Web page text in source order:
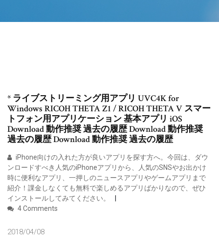
* ライブストリーミング用アプリ UVC4K for
Windows RICOH THETA Z1 / RICOH THETA V スマー
トフォン用アプリケーション 基本アプリ iOS
Download 動作推奨 過去の履歴 Download 動作推奨
過去の履歴 Download 動作推奨 過去の履歴
iPhone向けの入れた方が良いアプリを探す方へ。今回は、ダウ
ンロードすべき人気のiPhoneアプリから、人気のSNSやお出かけ
時に便利なアプリ、一押しのニュースアプリやゲームアプリまで
紹介！課金しなくても無料で楽しめるアプリばかりなので、ぜひ
インストールしてみてください。
4 Comments
2018/04/08